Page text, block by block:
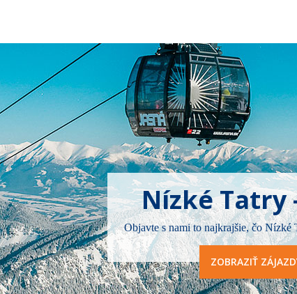
Nízké Tatry
Objavte s nami to najkrajšie, čo Nízké
ZOBRAZIŤ